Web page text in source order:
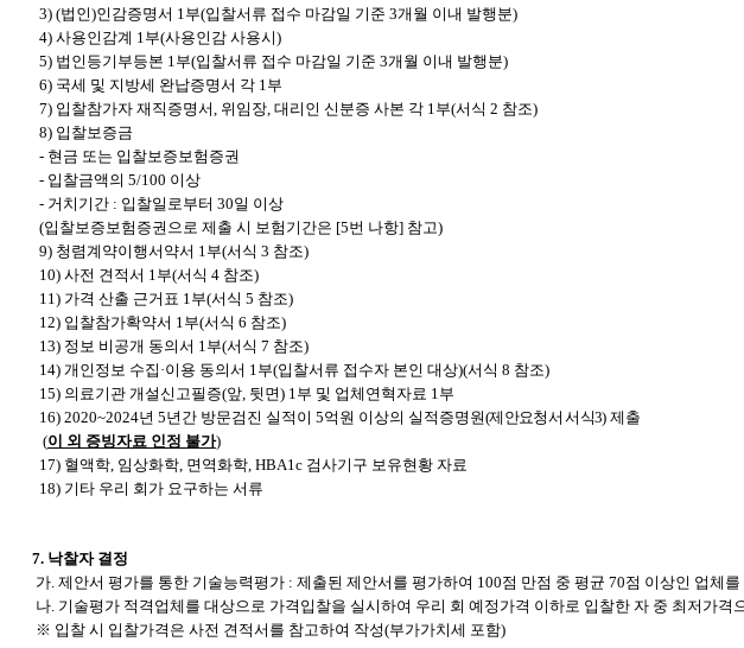
3) (법인)인감증명서 1부(입찰서류 접수 마감일 기준 3개월 이내 발행분)
4) 사용인감계 1부(사용인감 사용시)
5) 법인등기부등본 1부(입찰서류 접수 마감일 기준 3개월 이내 발행분)
6) 국세 및 지방세 완납증명서 각 1부
7) 입찰참가자 재직증명서, 위임장, 대리인 신분증 사본 각 1부(서식 2 참조)
8) 입찰보증금
- 현금 또는 입찰보증보험증권
- 입찰금액의 5/100 이상
- 거치기간 : 입찰일로부터 30일 이상
(입찰보증보험증권으로 제출 시 보험기간은 [5번 나항] 참고)
9) 청렴계약이행서약서 1부(서식 3 참조)
10) 사전 견적서 1부(서식 4 참조)
11) 가격 산출 근거표 1부(서식 5 참조)
12) 입찰참가확약서 1부(서식 6 참조)
13) 정보 비공개 동의서 1부(서식 7 참조)
14) 개인정보 수집·이용 동의서 1부(입찰서류 접수자 본인 대상)(서식 8 참조)
15) 의료기관 개설신고필증(앞, 뒷면) 1부 및 업체연혁자료 1부
16) 2020~2024년 5년간 방문검진 실적이 5억원 이상의 실적증명원(제안요청서 서식3) 제출
(이 외 증빙자료 인정 불가)
17) 혈액학, 임상화학, 면역화학, HBA1c 검사기구 보유현황 자료
18) 기타 우리 회가 요구하는 서류
7. 낙찰자 결정
가. 제안서 평가를 통한 기술능력평가 : 제출된 제안서를 평가하여 100점 만점 중 평균 70점 이상인 업체
나. 기술평가 적격업체를 대상으로 가격입찰을 실시하여 우리 회 예정가격 이하로 입찰한 자 중 최저가격
※ 입찰 시 입찰가격은 사전 견적서를 참고하여 작성(부가가치세 포함)